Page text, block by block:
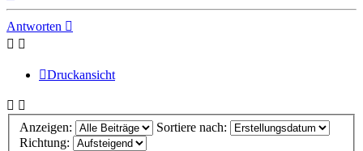
Antworten
Druckansicht
Anzeigen:
Sortiere nach:
Richtung: